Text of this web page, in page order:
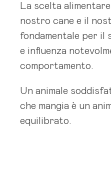
La scelta
nostro cane e il
fondamentale per il
e influenza
comportamento.
Un animale
che mangia è un
equilibrato.